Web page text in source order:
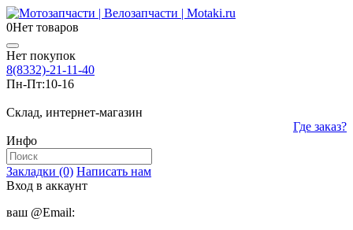
0Нет товаров
Нет покупок
8(8332)-21-11-40
Пн-Пт:10-16
Склад, интернет-магазин
Где заказ?
Инфо
Закладки (0) Написать нам
Вход в аккаунт
ваш @Email: